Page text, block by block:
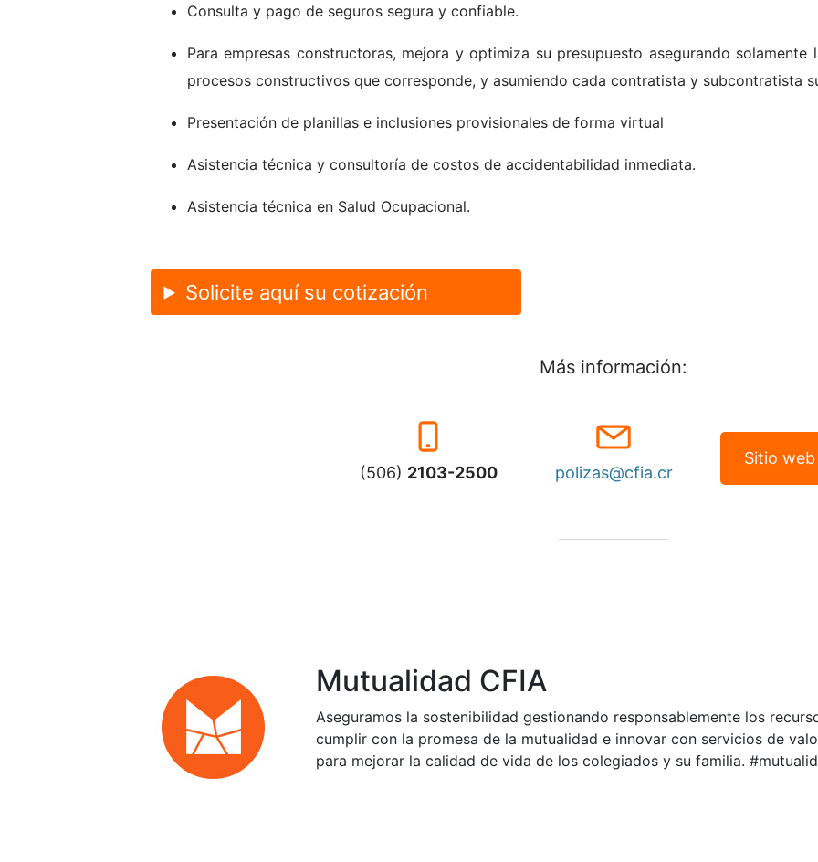
Consulta y pago de seguros segura y confiable.
Para empresas constructoras, mejora y optimiza su presupuesto asegurando
procesos constructivos que corresponde, y asumiendo cada contratista y subcontratista
Presentación de planillas e inclusiones provisionales de forma virtual
Asistencia técnica y consultoría de costos de accidentabilidad inmediata.
Asistencia técnica en Salud Ocupacional.
Solicite aquí su cotización
Más información:
(506) 2103-2500 polizas@cfia.cr
Sitio web
Mutualidad CFIA
Aseguramos la sostenibilidad gestionando responsablemente los
cumplir con la promesa de la mutualidad e innovar con servicios de
para mejorar la calidad de vida de los colegiados y su familia.